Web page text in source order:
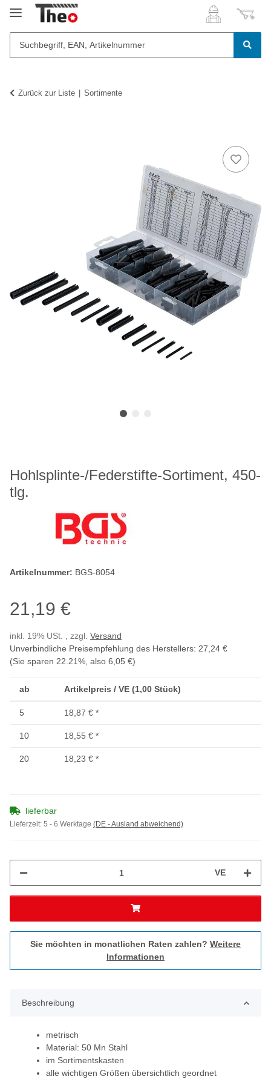
Zurück zur Liste Sortimente
Hohlsplinte-/Federstifte-Sortiment, 450-
tlg.
Artikelnummer: BGS-8054
21,19 €
inkl. 19% USt. , zzgl. Versand
Unverbindliche Preisempfehlung des Herstellers: 27,24 €
(Sie sparen 22.21% , also 6,05 €)
ab Artikelpreis / VE (1,00 Stück)
5 18,87 € *
10 18,55 € *
20 18,23 € *
lieferbar
Lieferzeit: 5 - 6 Werktage (DE - Ausland abweichend)
VE
Sie möchten in monatlichen Raten zahlen? Weitere
Informationen
Beschreibung
metrisch
Material: 50 Mn Stahl
im Sortimentskasten
alle wichtigen Größen übersichtlich geordnet